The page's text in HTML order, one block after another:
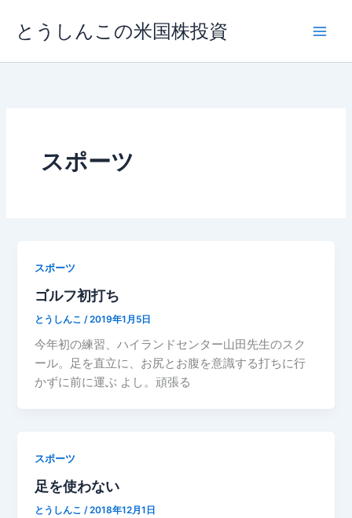
ス
とうしんこの米国株投資
スポーツ
スポーツ
ゴルフ初打ち
とうしんこ /2019年1月5日
今年初の練習、ハイランドセンター山田先生のスク
ール。足を直立に、お尻とお腹を意識する打ちに行
かずに前に運ぶ よし。頑張る
スポーツ
足を使わない
とうしんこ/2018年12月1日